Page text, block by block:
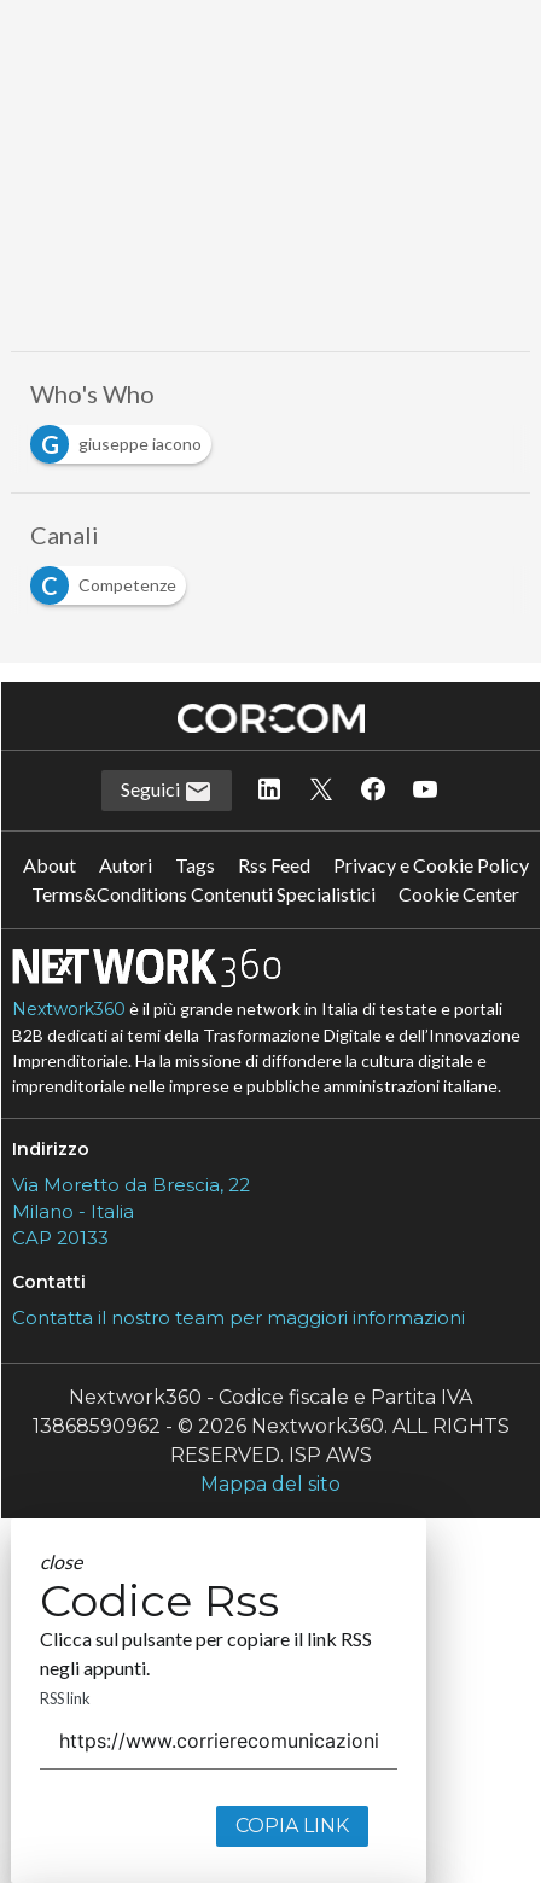
Who's Who
G
giuseppe iacono
Canali
C
Competenze
Seguici
About Autori Tags Rss Feed
Privacy e Cookie Policy
Terms&Conditions Contenuti Specialistici
Cookie Center
Nextwork360 è il più grande network in Italia di testate e portali
B2B dedicati ai temi della Trasformazione Digitale e dell’Innovazione
Imprenditoriale. Ha la missione di diffondere la cultura digitale e
imprenditoriale nelle imprese e pubbliche amministrazioni italiane.
Indirizzo
Via Moretto da Brescia, 22
Milano - Italia
CAP 20133
Contatti
Contatta il nostro team per maggiori informazioni
Nextwork360 - Codice fiscale e Partita IVA
13868590962 - © 2026 Nextwork360. ALL RIGHTS
RESERVED. ISP AWS
Mappa del sito
close
Codice Rss
Clicca sul pulsante per copiare il link RSS
negli appunti.
RSS link
COPIA LINK